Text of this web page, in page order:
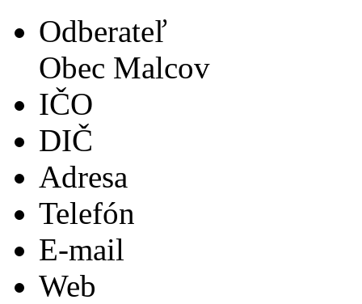
Odberateľ
Obec Malcov
IČO
DIČ
Adresa
Telefón
E-mail
Web